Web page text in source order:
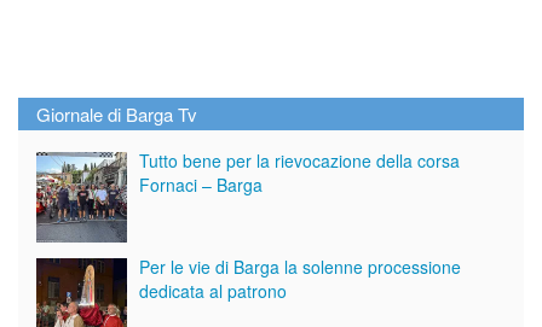
Giornale di Barga Tv
Tutto bene per la rievocazione della corsa
Fornaci – Barga
Per le vie di Barga la solenne processione
dedicata al patrono